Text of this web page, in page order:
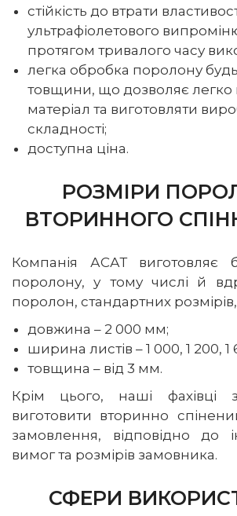
стійкість до втрати
ультрафіолетового
протягом тривалого часу
легка обробка поролону
товщини, що дозволяє легко
матеріал та виготовляти
складності;
доступна ціна.
РОЗМІРИ
ВТОРИННОГО
Компанія АСАТ виготовляє
поролону, у тому числі й
поролон, стандартних
довжина – 2 000 мм;
ширина листів – 1 000, 1 200,
товщина – від 3 мм.
Крім цього, наші фахівці
виготовити вторинно
замовлення, відповідно до
вимог та розмірів замовника.
СФЕРИ